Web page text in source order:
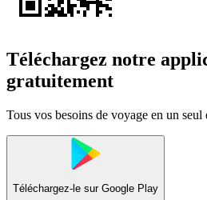
Téléchargez notre
gratuitement
Tous vos besoins de voyage en un seul
Téléchargez-le sur Google Play